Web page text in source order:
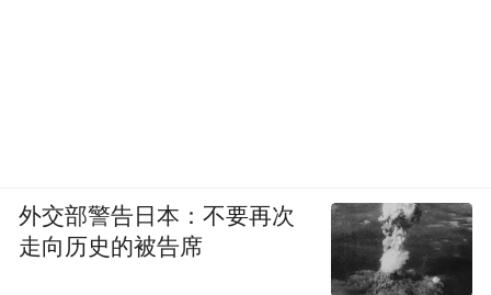
外交部警告日本：不要再次
走向历史的被告席